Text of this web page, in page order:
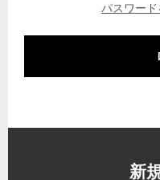
パスワー
新